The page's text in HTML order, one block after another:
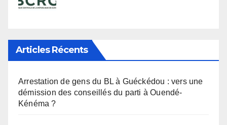
Articles Récents
Arrestation de gens du BL à Guéckédou : vers une
démission des conseillés du parti à Ouendé-
Kénéma ?